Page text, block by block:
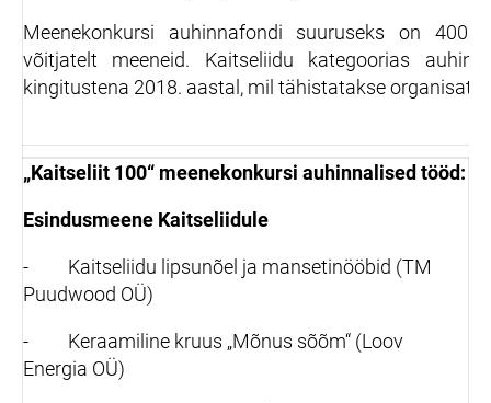
Meenekonkursi auhinnafondi suuruseks on
võitjatelt meeneid. Kaitseliidu kategoorias
kingitustena 2018. aastal, mil tähistatakse
„Kaitseliit 100“ meenekonkursi auhinnalised tööd:
Esindusmeene Kaitseliidule
- Kaitseliidu lipsunõel ja mansetinööbid (TM
Puudwood OÜ)
- Keraamiline kruus „Mõnus sõõm“ (Loov
Energia OÜ)